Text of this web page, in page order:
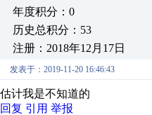
年度积分：0
历史总积分：53
注册：2018年12月17日
发表于：2019-11-20 16:46:43
估计我是不知道的
回复 引用 举报